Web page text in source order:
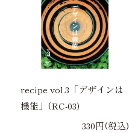
recipe vol.3「デザインは
機能」(RC-03)
330円(税込)